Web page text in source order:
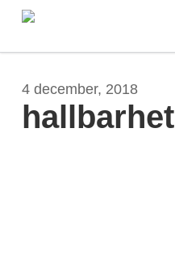
Skip
main
4 december, 2018
hallbarhet